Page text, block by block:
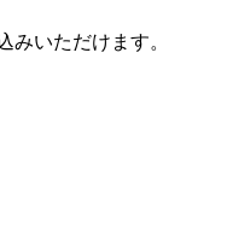
いただけます。